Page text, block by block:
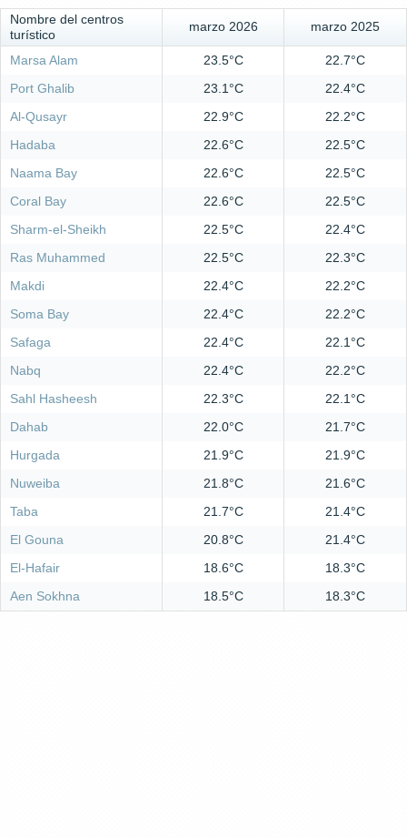
Nombre del centros
turístico
marzo 2026 marzo 2025
Marsa Alam 23.5°C
22.7°C
Port Ghalib
23.1°C
22.4°C
Al-Qusayr
22.9°C
22.2°C
Hadaba
22.6°C
22.5°C
Naama Bay
22.6°C
22.5°C
Coral Bay
22.6°C
22.5°C
Sharm-el-Sheikh
22.5°C
22.4°C
Ras Muhammed
22.5°C
22.3°C
Makdi
22.4°C
22.2°C
Soma Bay
22.4°C
22.2°C
Safaga
22.4°C
22.1°C
Nabq
22.4°C
22.2°C
Sahl Hasheesh
22.3°C
22.1°C
Dahab
22.0°C
21.7°C
Hurgada
21.9°C
21.9°C
Nuweiba
21.8°C
21.6°C
Taba
21.7°C
21.4°C
El Gouna
20.8°C
21.4°C
El-Hafair
18.6°C
18.3°C
Aen Sokhna
18.5°C 18.3°C